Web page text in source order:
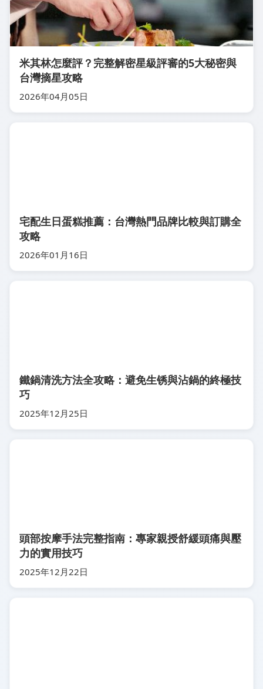
米其林怎麼評？完整解密星級評審的5大秘密與
台灣摘星攻略
2026年04月05日
宅配生日蛋糕推薦：台灣熱門品牌比較與訂購全
攻略
2026年01月16日
鐵鍋清洗方法全攻略：避免生锈與沾鍋的終極技
巧
2025年12月25日
頭部按摩手法完整指南：專家親授舒緩頭痛與壓
力的實用技巧
2025年12月22日